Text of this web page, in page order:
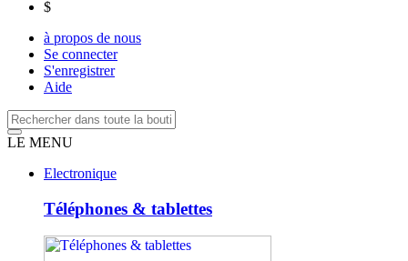
$
à propos de nous
Se connecter
S'enregistrer
Aide
LE MENU
Electronique
Téléphones & tablettes